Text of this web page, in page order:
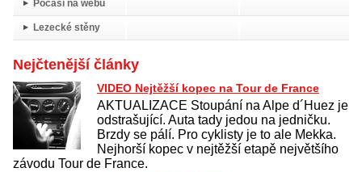
Počasí na webu
Lezecké stěny
Nejčtenější články
VIDEO Nejtěžší kopec na Tour de France
AKTUALIZACE Stoupání na Alpe d´Huez je
odstrašující. Auta tady jedou na jedničku.
Brzdy se pálí. Pro cyklisty je to ale Mekka.
Nejhorší kopec v nejtěžší etapě největšího
závodu Tour de France.